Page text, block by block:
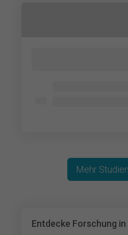
Entdecke Forschung in
Mehr